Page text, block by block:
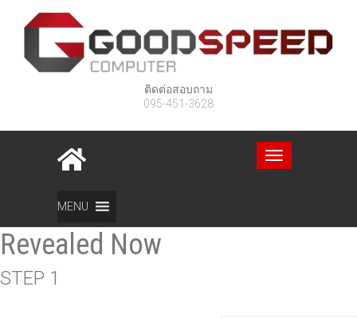
ติดต่อสอบถาม
095-451-3628
Toggle
navigation
MENU
FortuneJack Scam: The Truth
Revealed Now
STEP 1